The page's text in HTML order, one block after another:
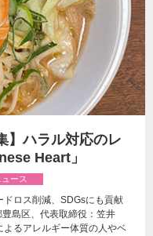
】ハラル対応のレ
Heart」
ース
ロス削減、SDGsにも貢献
島区、代表取締役：笠井
るアレルギー体質の人やベ